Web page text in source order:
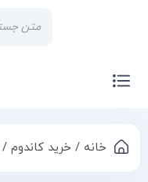
خانه / خرید کاندوم /